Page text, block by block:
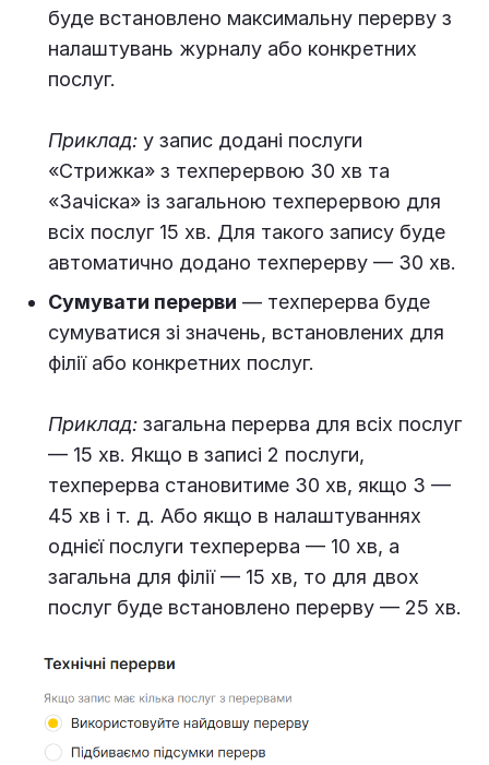
буде встановлено максимальну перерву з
налаштувань журналу або конкретних
послуг.
Приклад: у запис додані послуги
«Стрижка» з техперервою 30 хв та
«Зачіска» із загальною техперервою для
всіх послуг 15 хв. Для такого запису буде
автоматично додано техперерву — 30 хв.
Сумувати перерви — техперерва буде
сумуватися зі значень, встановлених для
філії або конкретних послуг.
Приклад: загальна перерва для всіх послуг
— 15 хв. Якщо в записі 2 послуги,
техперерва становитиме 30 хв, якщо 3 —
45 хв і т. д. Або якщо в налаштуваннях
однієї послуги техперерва — 10 хв, а
загальна для філії — 15 хв, то для двох
послуг буде встановлено перерву — 25 хв.